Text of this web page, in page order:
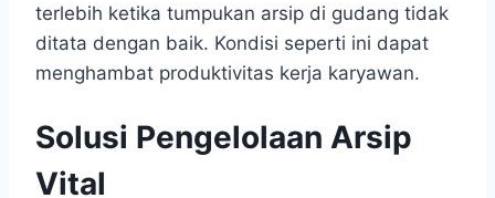
terlebih ketika tumpukan arsip di gudang tidak
ditata dengan baik. Kondisi seperti ini dapat
menghambat produktivitas kerja karyawan.
Solusi Pengelolaan Arsip
Vital